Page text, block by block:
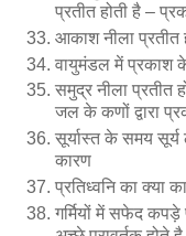
प्रतीत होती है –
आकाश नीला प्रतीत
वायुमंडल में प्रकाश
समुद्र नीला प्रतीत
जल के कणों द्वारा
सूर्यास्त के समय
कारण
प्रतिध्वनि का क्या
गर्मियों में सफेद